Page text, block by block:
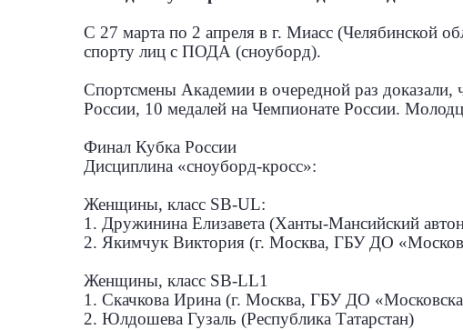
С 27 марта по 2 апреля в г. Миасс (Челябинской
спорту лиц с ПОДА (сноуборд).
Спортсмены Академии в очередной раз
России, 10 медалей на Чемпионате России.
Финал Кубка России
Дисциплина «сноуборд-кросс»:
Женщины, класс SB-UL:
1. Дружинина Елизавета (Ханты-Мансийский
2. Якимчук Виктория (г. Москва, ГБУ ДО
Женщины, класс SB-LL1
1. Скачкова Ирина (г. Москва, ГБУ ДО
2. Юлдошева Гузаль (Республика Татарстан)